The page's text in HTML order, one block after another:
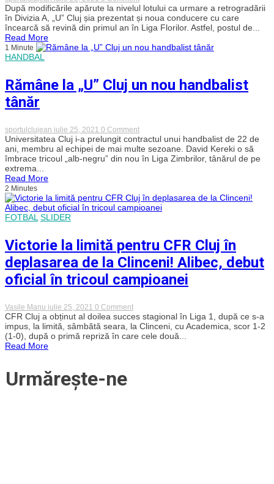
Secția
de
handbal
feminin
Universității
prezentat
noua
După modificările apărute la nivelul lotului ca urmare a retrogradării
în Divizia A, „U” Cluj șia prezentat și noua conducere cu care
încearcă să revină din primul an în Liga Florilor. Astfel, postul de...
Read More
1 Minute
HANDBAL
Rămâne la „U” Cluj un nou handbalist
tânăr
sportulclujean iulie 25, 2021 0 Commenton
Rămâne
la
„U”
Cluj
tânăr
Universitatea Cluj i-a prelungit contractul unui handbalist de 22 de
ani, membru al echipei de mai multe sezoane. David Kereki o să
îmbrace tricoul „alb-negru” din nou în Liga Zimbrilor, tânărul de pe
extrema...
Read More
2 Minutes
FOTBAL SLIDER
Victorie la limită pentru CFR Cluj în
deplasarea de la Clinceni! Alibec, debut
oficial în tricoul campioanei
Vasile Manu iulie 25, 2021 0 Commenton
Victorie
la
limită
pentru
CFR Cluj a obținut al doilea succes stagional în Liga 1, după ce s-a
impus, la limită, sâmbătă seara, la Clinceni, cu Academica, scor 1-2
(1-0), după o primă repriză în care cele două...
Read More
Urmărește-ne